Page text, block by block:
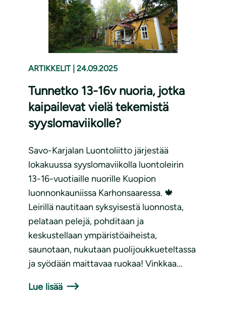
ARTIKKELIT 24.09.2025
Tunnetko 13-16v nuoria, jotka
kaipailevat vielä tekemistä
syyslomaviikolle?
Savo-Karjalan Luontoliitto järjestää
lokakuussa syyslomaviikolla luontoleirin
13-16-vuotiaille nuorille Kuopion
luonnonkauniissa Karhonsaaressa. 🍁
Leirillä nautitaan syksyisestä luonnosta,
pelataan pelejä, pohditaan ja
keskustellaan ympäristöaiheista,
saunotaan, nukutaan puolijoukkueteltassa
ja syödään maittavaa ruokaa! Vinkkaa...
Lue lisää